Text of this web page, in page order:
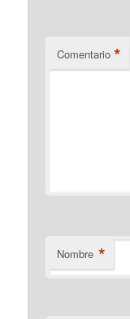
Comentario *
Nombre *